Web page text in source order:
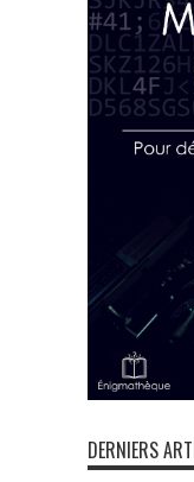
DERNIERS